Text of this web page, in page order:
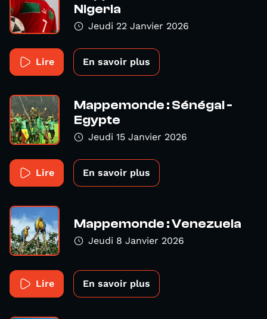
Nigeria
Jeudi 22 Janvier 2026
Lire En savoir plus
Mappemonde : Sénégal -
Egypte
Jeudi 15 Janvier 2026
Lire En savoir plus
Mappemonde : Venezuela
Jeudi 8 Janvier 2026
Lire En savoir plus